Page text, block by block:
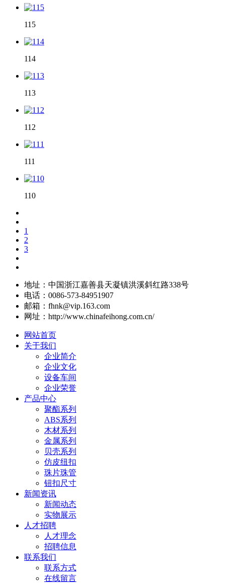
115
114
113
112
111
110
1
2
3
地址：中国浙江嘉善县天凝镇洪溪斜红路338号
电话：0086-573-84951907
邮箱：fhnk@vip.163.com
网址：http://www.chinafeihong.com.cn/
网站首页
关于我们
企业简介
企业文化
设备车间
企业荣誉
产品中心
聚酯系列
ABS系列
木材系列
金属系列
贝壳系列
仿皮纽扣
珠片珠管
钮扣尺寸
新闻资讯
新闻动态
实物展示
人才招聘
人才理念
招聘信息
联系我们
联系方式
在线留言